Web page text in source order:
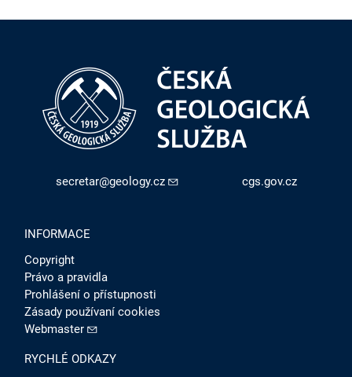
secretar@geology.cz cgs.gov.cz
INFORMACE
Copyright
Právo a pravidla
Prohlášení o přístupnosti
Zásady používaní cookies
Webmaster
RYCHLÉ ODKAZY